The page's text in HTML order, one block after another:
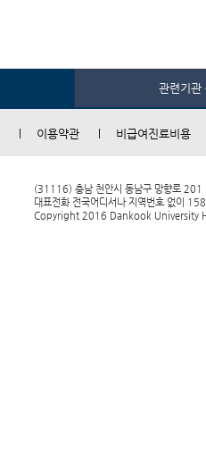
관련기관
이용약관 비급여진료비용
(31116) 충남 천안시 동남구 망향로 201
대표전화 전국어디서나 지역번호 없이
Copyright 2016 Dankook University